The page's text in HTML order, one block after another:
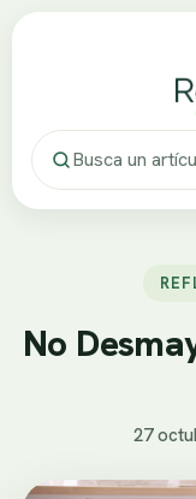
No
27